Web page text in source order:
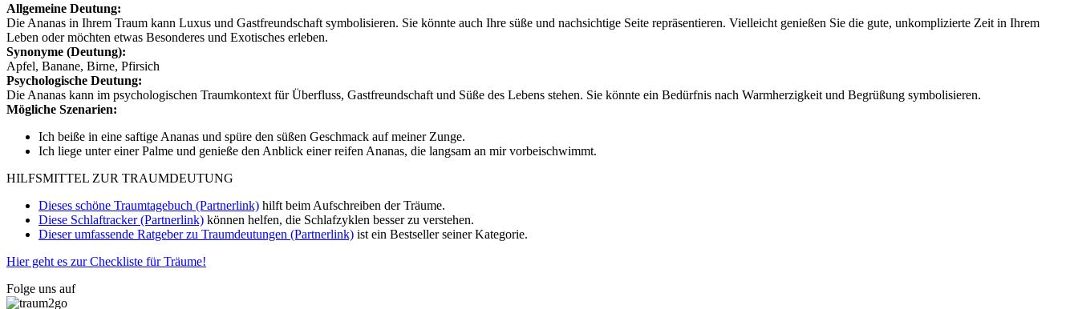
Allgemeine Deutung:
Die Ananas in Ihrem Traum kann Luxus und Gastfreundschaft symbolisieren. Sie könnte auch Ihre süße und nachsichtige Seite repräsentieren. Vielleicht genießen Sie die gute, unkomplizierte Zeit in Ihrem
Leben oder möchten etwas Besonderes und Exotisches erleben.
Synonyme (Deutung):
Apfel, Banane, Birne, Pfirsich
Psychologische Deutung:
Die Ananas kann im psychologischen Traumkontext für Überfluss, Gastfreundschaft und Süße des Lebens stehen. Sie könnte ein Bedürfnis nach Warmherzigkeit und Begrüßung symbolisieren.
Mögliche Szenarien:
Ich beiße in eine saftige Ananas und spüre den süßen Geschmack auf meiner Zunge.
Ich liege unter einer Palme und genieße den Anblick einer reifen Ananas, die langsam an mir vorbeischwimmt.
HILFSMITTEL ZUR TRAUMDEUTUNG
Dieses schöne Traumtagebuch (Partnerlink) hilft beim Aufschreiben der Träume.
Diese Schlaftracker (Partnerlink) können helfen, die Schlafzyklen besser zu verstehen.
Dieser umfassende Ratgeber zu Traumdeutungen (Partnerlink) ist ein Bestseller seiner Kategorie.
Hier geht es zur Checkliste für Träume!
Folge uns auf